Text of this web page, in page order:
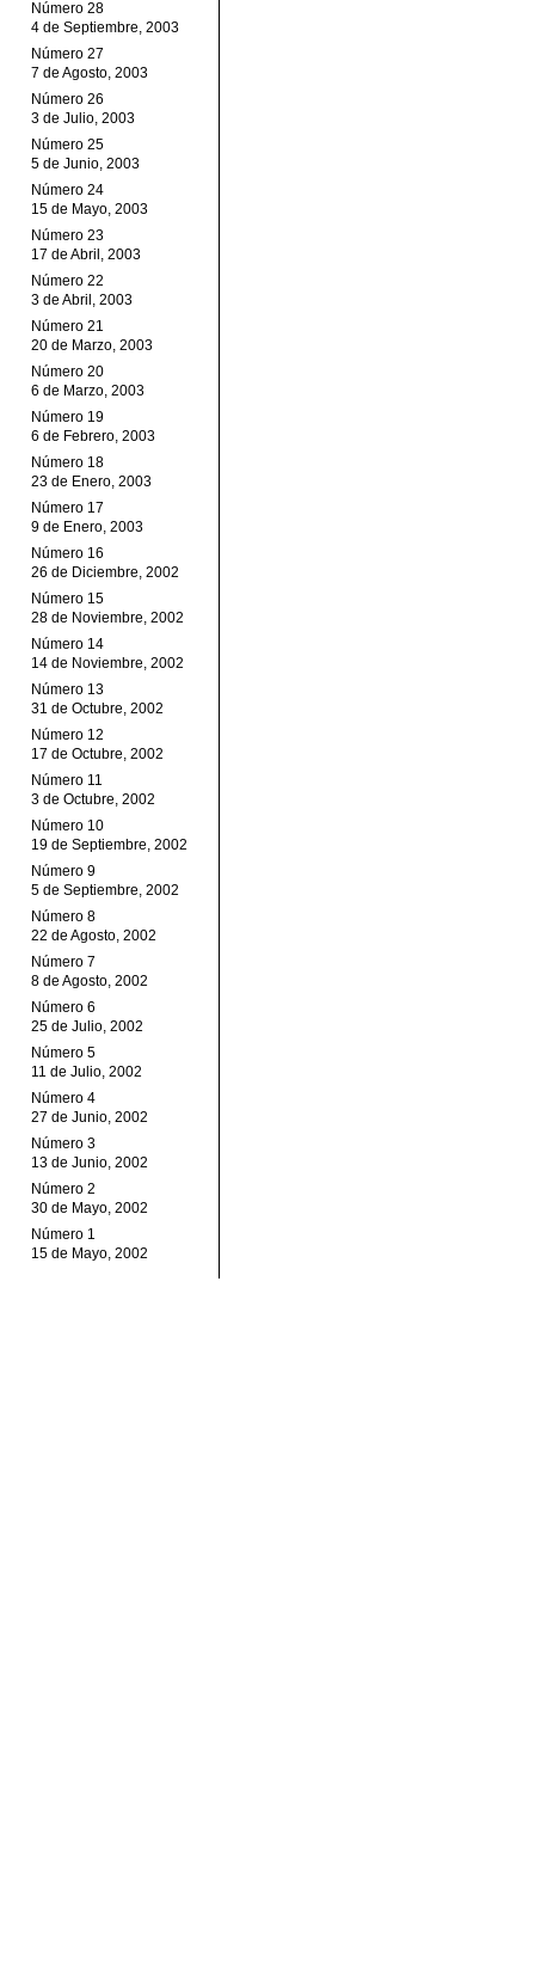
Número 28
4 de Septiembre, 2003
Número 27
7 de Agosto, 2003
Número 26
3 de Julio, 2003
Número 25
5 de Junio, 2003
Número 24
15 de Mayo, 2003
Número 23
17 de Abril, 2003
Número 22
3 de Abril, 2003
Número 21
20 de Marzo, 2003
Número 20
6 de Marzo, 2003
Número 19
6 de Febrero, 2003
Número 18
23 de Enero, 2003
Número 17
9 de Enero, 2003
Número 16
26 de Diciembre, 2002
Número 15
28 de Noviembre, 2002
Número 14
14 de Noviembre, 2002
Número 13
31 de Octubre, 2002
Número 12
17 de Octubre, 2002
Número 11
3 de Octubre, 2002
Número 10
19 de Septiembre, 2002
Número 9
5 de Septiembre, 2002
Número 8
22 de Agosto, 2002
Número 7
8 de Agosto, 2002
Número 6
25 de Julio, 2002
Número 5
11 de Julio, 2002
Número 4
27 de Junio, 2002
Número 3
13 de Junio, 2002
Número 2
30 de Mayo, 2002
Número 1
15 de Mayo, 2002